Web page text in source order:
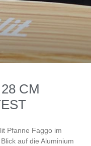
CM
Pfanne Faggo im
auf die Aluminium